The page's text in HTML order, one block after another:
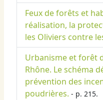
Feux de forêts et
réalisation, la
les Oliviers contre
Urbanisme et forêt
Rhône. Le schéma
prévention des
poudrières. - p. 215.